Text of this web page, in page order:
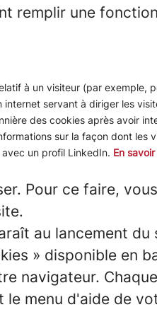
remplir une
à un visiteur (par exemple,
servant à diriger les
des cookies après avoir
sur la façon dont les
un profil LinkedIn. En
Pour ce faire,
au lancement
» disponible en
navigateur.
menu d'aide de